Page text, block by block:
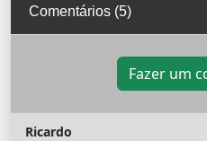
Comentários (5)
Fazer um
Ricardo